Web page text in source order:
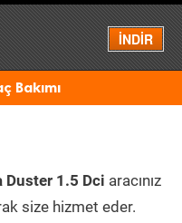
İNDİR
Menü
Bakımı
Duster 1.5 Dci aracınız
size hizmet eder.